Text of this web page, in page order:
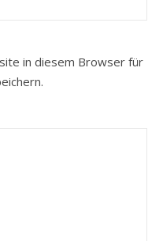
in diesem Browser für